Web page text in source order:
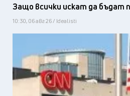
Защо всички искат да бъдат
10:30, 06 авг 26 / Idealisti